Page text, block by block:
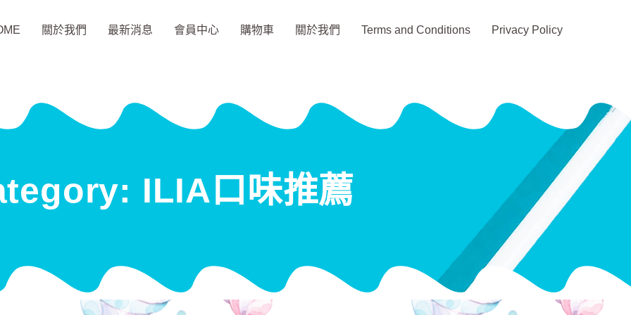
關於我們 最新消息 會員中心 購物車 關於我們 Terms and Conditions Privacy Policy
ILIA口味推薦